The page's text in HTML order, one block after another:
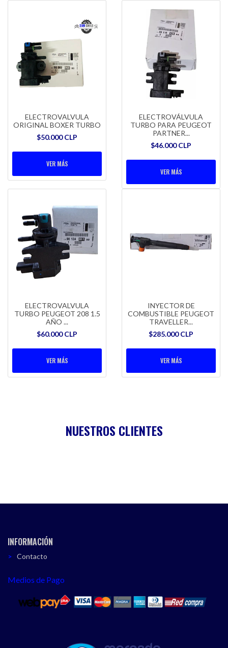
ELECTROVALVULA
ORIGINAL BOXER TURBO
$50.000 CLP
VER MÁS
ELECTROVÁLVULA
TURBO PARA PEUGEOT
PARTNER...
$46.000 CLP
VER MÁS
ELECTROVALVULA
TURBO PEUGEOT 208 1.5
AÑO ...
$60.000 CLP
VER MÁS
INYECTOR DE
COMBUSTIBLE PEUGEOT
TRAVELLER...
$285.000 CLP
VER MÁS
NUESTROS CLIENTES
INFORMACIÓN
Contacto
Medios de Pago